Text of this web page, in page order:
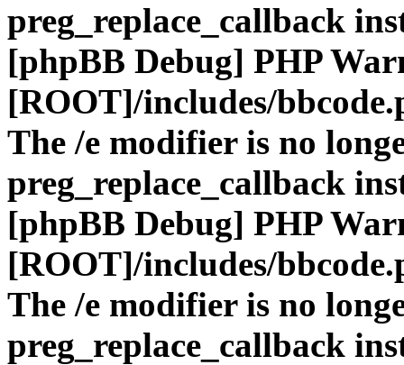
preg_replace_callback
[phpBB Debug] PHP
[ROOT]/includes/
The /e modifier is no
preg_replace_callback
[phpBB Debug] PHP
[ROOT]/includes/
The /e modifier is no
preg_replace_callback